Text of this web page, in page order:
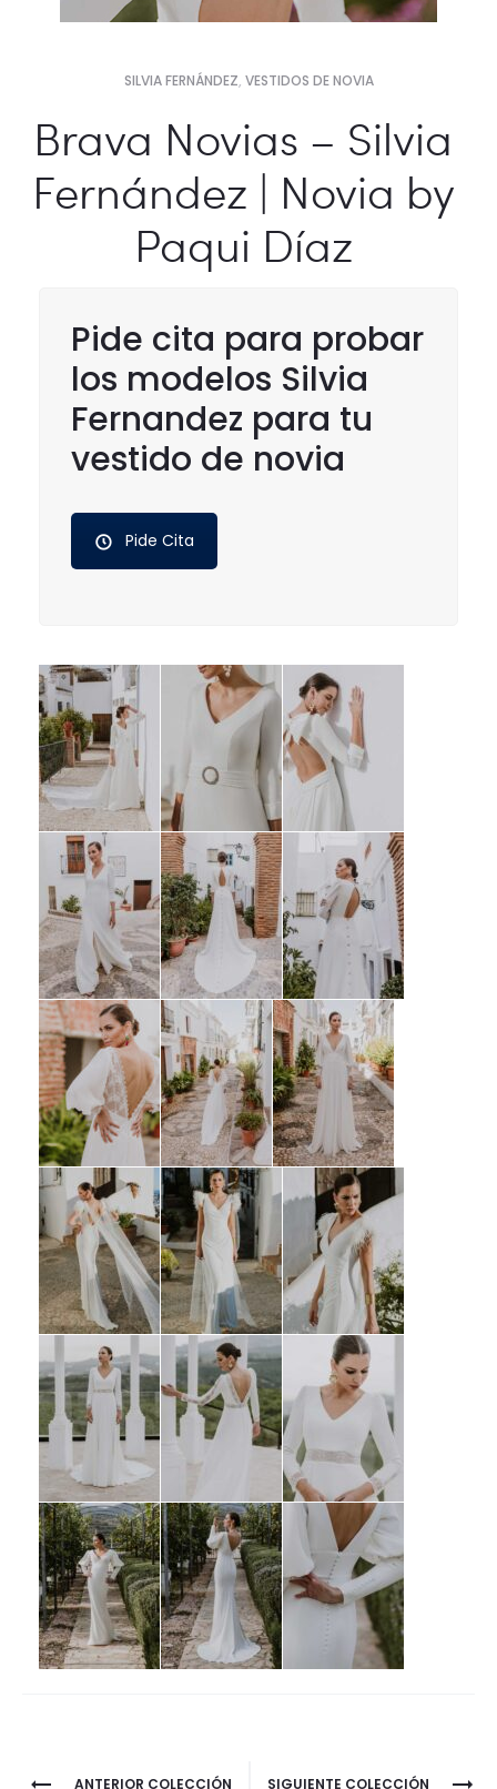
SILVIA FERNÁNDEZ, VESTIDOS DE NOVIA
Brava Novias – Silvia
Fernández | Novia by
Paqui Díaz
Pide cita para probar
los modelos Silvia
Fernandez para tu
vestido de novia
Pide Cita
ANTERIOR COLECCIÓN SIGUIENTE COLECCIÓN